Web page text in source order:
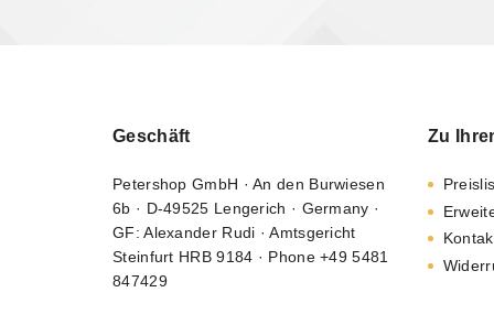
Geschäft
Petershop GmbH · An den Burwiesen
6b · D-49525 Lengerich · Germany ·
GF: Alexander Rudi · Amtsgericht
Steinfurt HRB 9184 · Phone +49 5481
847429
Zu